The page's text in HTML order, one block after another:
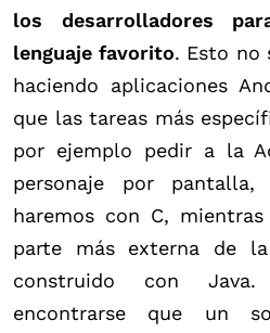
los desarrolladores
lenguaje favorito. Esto no
haciendo aplicaciones
que las tareas más
por ejemplo pedir a la
personaje por
haremos con C,
parte más externa de
construido con
encontrarse que un